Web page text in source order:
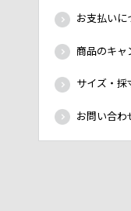
お支払いに
商品のキャ
サイズ・採
お問い合わ